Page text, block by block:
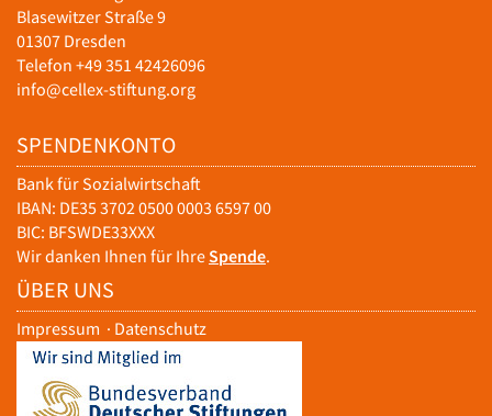
Blasewitzer Straße 9
01307 Dresden
Telefon +49 351 42426096
info@cellex-stiftung.org
SPENDENKONTO
Bank für Sozialwirtschaft
IBAN: DE35 3702 0500 0003 6597 00
BIC: BFSWDE33XXX
Wir danken Ihnen für IhreSpende.
ÜBER UNS
Impressum · Datenschutz